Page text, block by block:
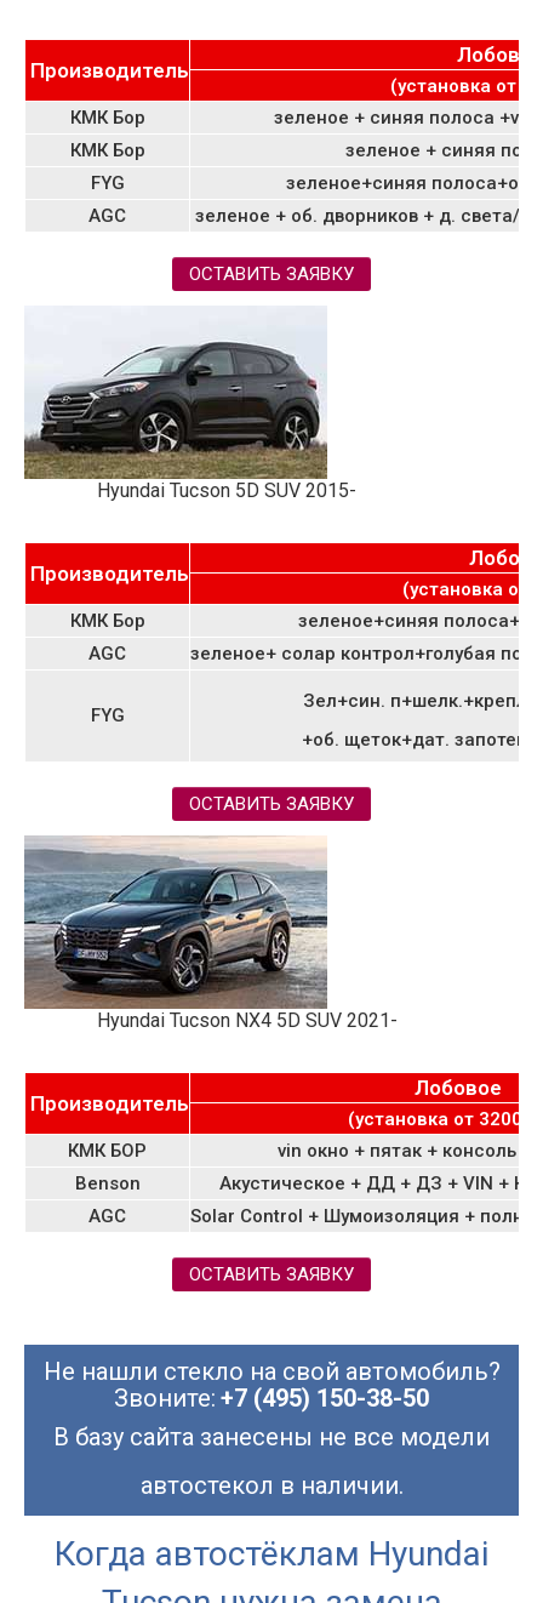
Производитель
Лобовое
(установка от
КМК Бор
зеленое + синяя полоса +vin
КМК Бор
зеленое + синяя
FYG
зеленое+синяя
AGC
зеленое + об. дворников + д. света/
ОСТАВИТЬ ЗАЯВКУ
Hyundai Tucson 5D SUV 2015-
Производитель
(установка от
КМК Бор
зеленое+синяя
AGC
зеленое+ солар контрол+голубая
FYG
Зел+син.
+об. щеток+дат.
ОСТАВИТЬ ЗАЯВКУ
Hyundai Tucson NX4 5D SUV 2021-
Производитель
Лобовое
(установка от 3200
КМК БОР
vin окно + пятак + консоль
Benson
Акустическое + ДД + ДЗ + VIN +
AGC
Solar Control + Шумоизоляция +
ОСТАВИТЬ ЗАЯВКУ
Не нашли стекло на свой автомобиль?
Звоните: +7 (495) 150-38-50
В базу сайта занесены не все модели
автостекол в наличии.
Когда автостёклам Hyundai